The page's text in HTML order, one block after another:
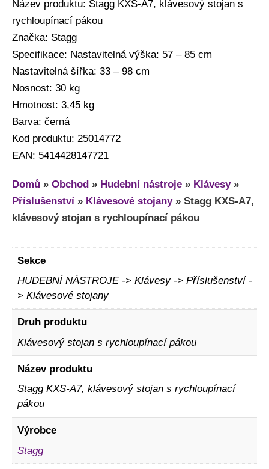
Název produktu: Stagg KXS-A7, klávesový stojan s
rychloupínací pákou
Značka: Stagg
Specifikace: Nastavitelná výška: 57 – 85 cm
Nastavitelná šířka: 33 – 98 cm
Nosnost: 30 kg
Hmotnost: 3,45 kg
Barva: černá
Kod produktu: 25014772
EAN: 5414428147721
Domů » Obchod » Hudební nástroje » Klávesy»
Příslušenství » Klávesové stojany» Stagg KXS-A7,
klávesový stojan s rychloupínací pákou
Sekce
HUDEBNÍ NÁSTROJE -> Klávesy -> Příslušenství -
> Klávesové stojany
Druh produktu
Klávesový stojan s rychloupínací pákou
Název produktu
Stagg KXS-A7, klávesový stojan s rychloupínací
pákou
Výrobce
Stagg